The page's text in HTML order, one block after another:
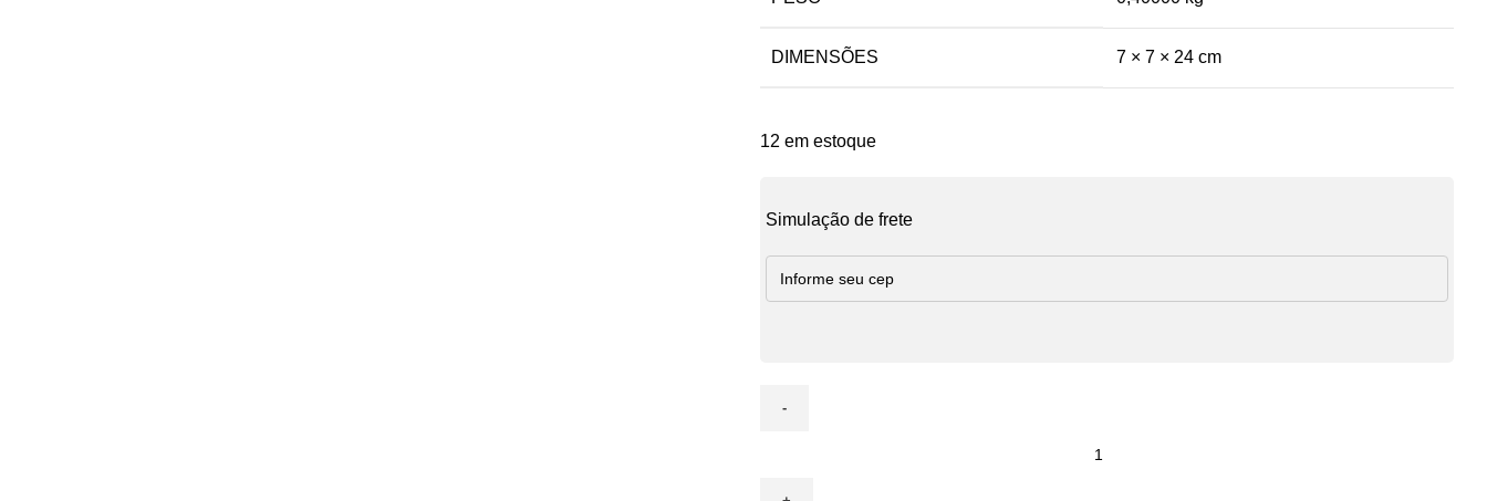
DIMENSÕES 7 × 7 × 24 cm
12 em estoque
Simulação de frete